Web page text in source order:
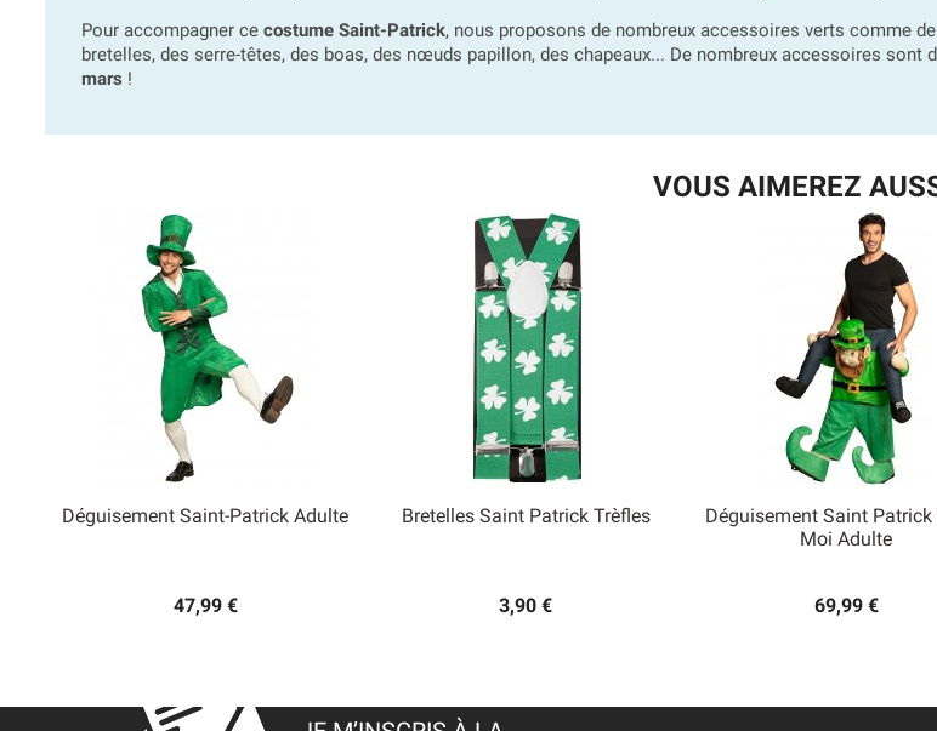
Pour accompagner ce costume Saint-Patrick, nous proposons de nombreux accessoires verts comme
bretelles, des serre-têtes, des boas, des nœuds papillon, des chapeaux... De nombreux accessoires
mars !
VOUS AIMEREZ
Déguisement Saint-Patrick Adulte
47,99 €
Bretelles Saint Patrick Trèfles
3,90 €
Déguisement Saint Patrick
Moi Adulte
69,99 €
Aperçu rapide